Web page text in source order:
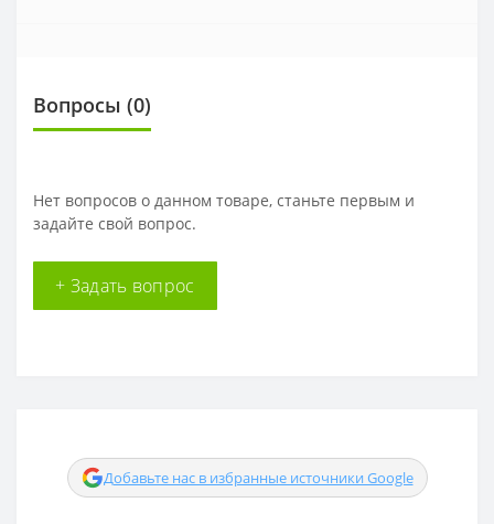
Вопросы (0)
Нет вопросов о данном товаре, станьте первым и
задайте свой вопрос.
+ Задать вопрос
Добавьте нас в избранные источники Google